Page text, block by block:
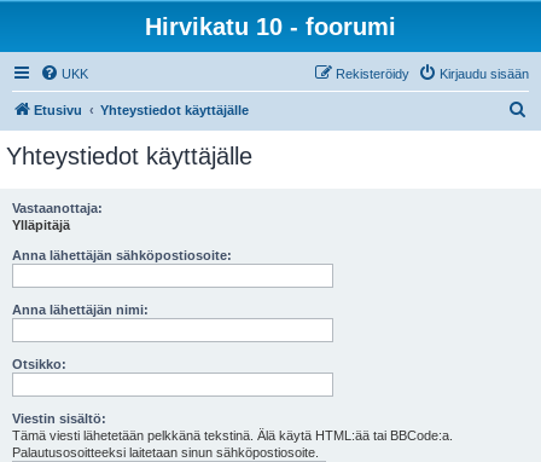
Hirvikatu 10 - foorumi
UKK Kirjaudu sisään
Rekisteröidy
Etusivu Yhteystiedot käyttäjälle
Yhteystiedot käyttäjälle
Vastaanottaja:
Ylläpitäjä
Anna lähettäjän sähköpostiosoite:
Anna lähettäjän nimi:
Otsikko:
Viestin sisältö:
Tämä viesti lähetetään pelkkänä tekstinä. Älä käytä HTML:ää tai BBCode:a.
Palautusosoitteeksi laitetaan sinun sähköpostiosoite.